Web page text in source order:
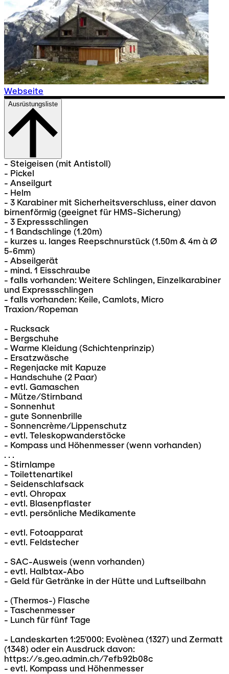
Webseite
Ausrüstungsliste
- Steigeisen (mit Antistoll)
- Pickel
- Anseilgurt
- Helm
- 3 Karabiner mit Sicherheitsverschluss, einer davon
birnenförmig (geeignet für HMS-Sicherung)
- 3 Expressschlingen
- 1 Bandschlinge (1.20m)
- kurzes u. langes Reepschnurstück (1.50m & 4m à Ø
5-6mm)
- Abseilgerät
- mind. 1 Eisschraube
- falls vorhanden: Weitere Schlingen, Einzelkarabiner
und Expressschlingen
- falls vorhanden: Keile, Camlots, Micro
Traxion/Ropeman
- Rucksack
- Bergschuhe
- Warme Kleidung (Schichtenprinzip)
- Ersatzwäsche
- Regenjacke mit Kapuze
- Handschuhe (2 Paar)
- evtl. Gamaschen
- Mütze/Stirnband
- Sonnenhut
- gute Sonnenbrille
- Sonnencrème/Lippenschutz
- evtl. Teleskopwanderstöcke
- Kompass und Höhenmesser (wenn vorhanden)
. . .
- Stirnlampe
- Toilettenartikel
- Seidenschlafsack
- evtl. Ohropax
- evtl. Blasenpflaster
- evtl. persönliche Medikamente
- evtl. Fotoapparat
- evtl. Feldstecher
- SAC-Ausweis (wenn vorhanden)
- evtl. Halbtax-Abo
- Geld für Getränke in der Hütte und Luftseilbahn
- (Thermos-) Flasche
- Taschenmesser
- Lunch für fünf Tage
- Landeskarten 1:25'000: Evolènea (1327) und Zermatt
(1348) oder ein Ausdruck davon:
https://s.geo.admin.ch/7efb92b08c
- evtl. Kompass und Höhenmesser